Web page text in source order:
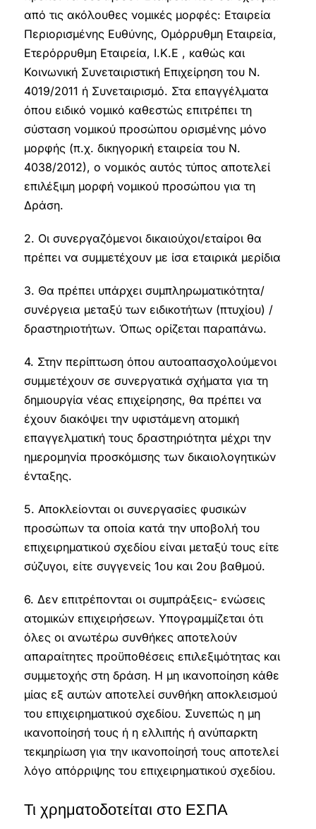
από τις ακόλουθες νομικές μορφές: Εταιρεία
Περιορισμένης Ευθύνης, Ομόρρυθμη Εταιρεία,
Ετερόρρυθμη Εταιρεία, Ι.Κ.Ε , καθώς και
Κοινωνική Συνεταιριστική Επιχείρηση του Ν.
4019/2011 ή Συνεταιρισμό. Στα επαγγέλματα
όπου ειδικό νομικό καθεστώς επιτρέπει τη
σύσταση νομικού προσώπου ορισμένης μόνο
μορφής (π.χ. δικηγορική εταιρεία του Ν.
4038/2012), ο νομικός αυτός τύπος αποτελεί
επιλέξιμη μορφή νομικού προσώπου για τη
Δράση.
2. Οι συνεργαζόμενοι δικαιούχοι/εταίροι θα
πρέπει να συμμετέχουν με ίσα εταιρικά μερίδια
3. Θα πρέπει υπάρχει συμπληρωματικότητα/
συνέργεια μεταξύ των ειδικοτήτων (πτυχίου) /
δραστηριοτήτων. Όπως ορίζεται παραπάνω.
4. Στην περίπτωση όπου αυτοαπασχολούμενοι
συμμετέχουν σε συνεργατικά σχήματα για τη
δημιουργία νέας επιχείρησης, θα πρέπει να
έχουν διακόψει την υφιστάμενη ατομική
επαγγελματική τους δραστηριότητα μέχρι την
ημερομηνία προσκόμισης των δικαιολογητικών
ένταξης.
5. Αποκλείονται οι συνεργασίες φυσικών
προσώπων τα οποία κατά την υποβολή του
επιχειρηματικού σχεδίου είναι μεταξύ τους είτε
σύζυγοι, είτε συγγενείς 1ου και 2ου βαθμού.
6. Δεν επιτρέπονται οι συμπράξεις- ενώσεις
ατομικών επιχειρήσεων. Υπογραμμίζεται ότι
όλες οι ανωτέρω συνθήκες αποτελούν
απαραίτητες προϋποθέσεις επιλεξιμότητας και
συμμετοχής στη δράση. Η μη ικανοποίηση κάθε
μίας εξ αυτών αποτελεί συνθήκη αποκλεισμού
του επιχειρηματικού σχεδίου. Συνεπώς η μη
ικανοποίησή τους ή η ελλιπής ή ανύπαρκτη
τεκμηρίωση για την ικανοποίησή τους αποτελεί
λόγο απόρριψης του επιχειρηματικού σχεδίου.
Τι χρηματοδοτείται στο ΕΣΠΑ